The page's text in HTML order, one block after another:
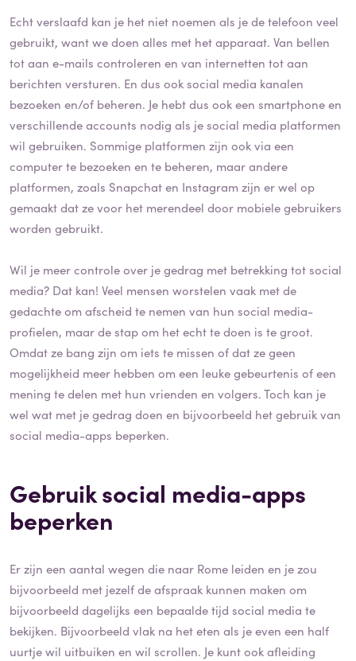
Echt verslaafd kan je het niet noemen als je de telefoon veel
gebruikt, want we doen alles met het apparaat. Van bellen
tot aan e-mails controleren en van internetten tot aan
berichten versturen. En dus ook social media kanalen
bezoeken en/of beheren. Je hebt dus ook een smartphone en
verschillende accounts nodig als je social media platformen
wil gebruiken. Sommige platformen zijn ook via een
computer te bezoeken en te beheren, maar andere
platformen, zoals Snapchat en Instagram zijn er wel op
gemaakt dat ze voor het merendeel door mobiele gebruikers
worden gebruikt.
Wil je meer controle over je gedrag met betrekking tot social
media? Dat kan! Veel mensen worstelen vaak met de
gedachte om afscheid te nemen van hun social media-
profielen, maar de stap om het echt te doen is te groot.
Omdat ze bang zijn om iets te missen of dat ze geen
mogelijkheid meer hebben om een leuke gebeurtenis of een
mening te delen met hun vrienden en volgers. Toch kan je
wel wat met je gedrag doen en bijvoorbeeld het gebruik van
social media-apps beperken.
Gebruik social media-apps
beperken
Er zijn een aantal wegen die naar Rome leiden en je zou
bijvoorbeeld met jezelf de afspraak kunnen maken om
bijvoorbeeld dagelijks een bepaalde tijd social media te
bekijken. Bijvoorbeeld vlak na het eten als je even een half
uurtje wil uitbuiken en wil scrollen. Je kunt ook afleiding